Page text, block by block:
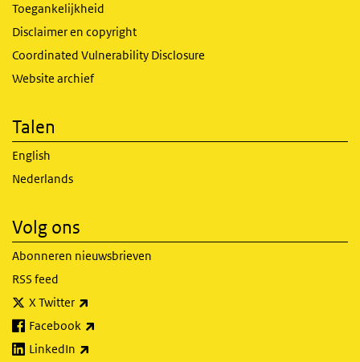
Toegankelijkheid
Disclaimer en copyright
Coordinated Vulnerability Disclosure
Website archief
Talen
English
Nederlands
Volg ons
Abonneren nieuwsbrieven
RSS feed
X Twitter
Facebook
LinkedIn